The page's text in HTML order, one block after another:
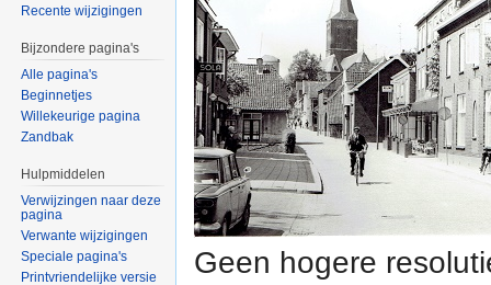
Geen hogere
Recente wijzigingen
Bijzondere pagina's
Alle pagina's
Beginnetjes
Willekeurige pagina
Zandbak
Hulpmiddelen
Verwijzingen naar deze
pagina
Verwante wijzigingen
Speciale pagina's
Printvriendelijke versie